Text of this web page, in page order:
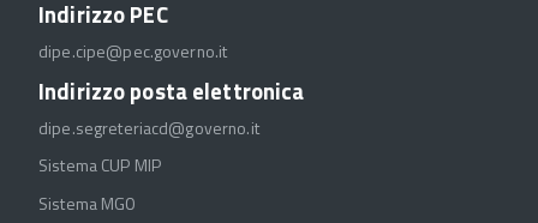
Indirizzo PEC
dipe.cipe@pec.governo.it
Indirizzo posta elettronica
dipe.segreteriacd@governo.it
Sistema CUP MIP
Sistema MGO